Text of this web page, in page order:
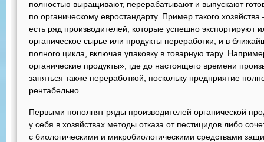
полностью выращивают, перерабатывают и выпускают
по органическому евростандарту. Пример такого
есть ряд производителей, которые успешно экспортируют
органическое сырье или продукты переработки, и в
полного цикла, включая упаковку в товарную тару.
органические продукты», где до настоящего времени
заняться также переработкой, поскольку предприятие
рентабельно.
Первыми пополнят ряды производителей органической
у себя в хозяйствах методы отказа от пестицидов либо
с биологическими и микробиологическими средствами